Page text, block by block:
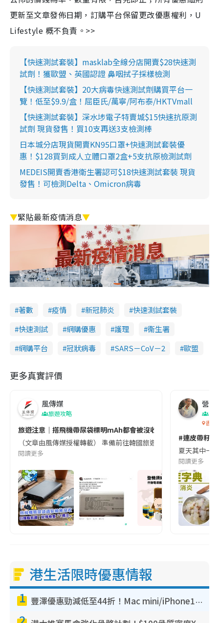
更新至文章發佈日期，訂購平台保留更改優惠權利，U
Lifestyle 概不負責。>>
【快速測試套裝】masklab全線分店開賣$28快速測
試劑！獲歐盟、英國認證 鼻咽拭子採樣檢測
【快速測試套裝】20大病毒快速測試劑購買平台一
覽！低至$9.9/盒！屈臣氏/萬寧/阿布泰/HKTVmall
【快速測試套裝】深水埗電子特賣城$15快速抗原測
試劑 現貨發售！買10支再送3支檢測棒
日本城分店現貨開賣KN95口罩+快速測試套裝優
惠！$128買到成人立體口罩2盒+5支抗原檢測試劑
MEDEIS開賣香港衛生署認可$18快速測試套裝 現貨
發售！可檢測Delta、Omicron病毒
▼緊貼最新疫情消息▼
著數 疫情 新冠肺炎
快速測試套裝
快速測試
網購優惠 護理
衞生署
網購平台
冠狀病毒 SARS－CoV－2 歐盟
更多真實評價
風傳媒
旅遊攻略
旅遊注意｜搭飛機帶尿袋標明mAh都會被沒收😱出發前切記檢查
（文章由風傳媒授權轉載） 準備前往韓國旅遊的民眾，近期要
閱讀更多
營養
香港
#連皮帶籽
夏天其中一
閱讀更多
港生活限時優惠情報
1 豐澤優惠勁減低至44折！Mac mini/iPhone17Pro大減價！廚房家電$220起